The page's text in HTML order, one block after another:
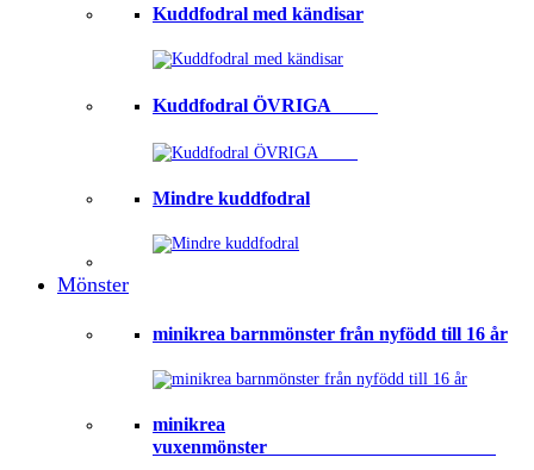
Kuddfodral med kändisar
Kuddfodral ÖVRIGA ⠀⠀⠀
Mindre kuddfodral
Mönster
minikrea barnmönster från nyfödd till 16 år
minikrea
vuxenmönster⠀⠀⠀⠀⠀⠀⠀⠀⠀⠀⠀⠀⠀⠀⠀⠀